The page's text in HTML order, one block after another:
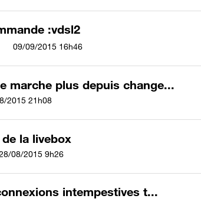
:vdsl2
‎09/09/2015 16h46
marche plus depuis change...
2015 21h08
la livebox
08/2015 9h26
intempestives t...